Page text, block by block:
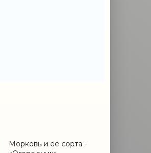
Морковь и её сорта -